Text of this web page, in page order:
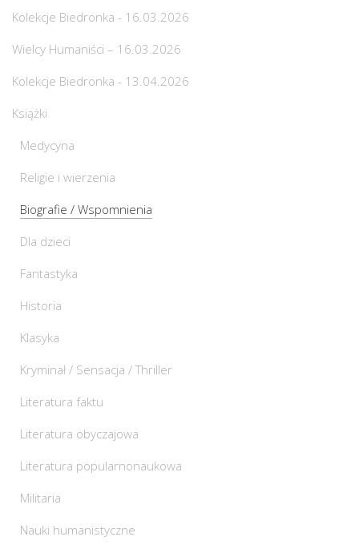
Kolekcje Biedronka - 16.03.2026
Wielcy Humaniści – 16.03.2026
Kolekcje Biedronka - 13.04.2026
Książki
Medycyna
Religie i wierzenia
Biografie / Wspomnienia
Dla dzieci
Fantastyka
Historia
Klasyka
Kryminał / Sensacja / Thriller
Literatura faktu
Literatura obyczajowa
Literatura popularnonaukowa
Militaria
Nauki humanistyczne